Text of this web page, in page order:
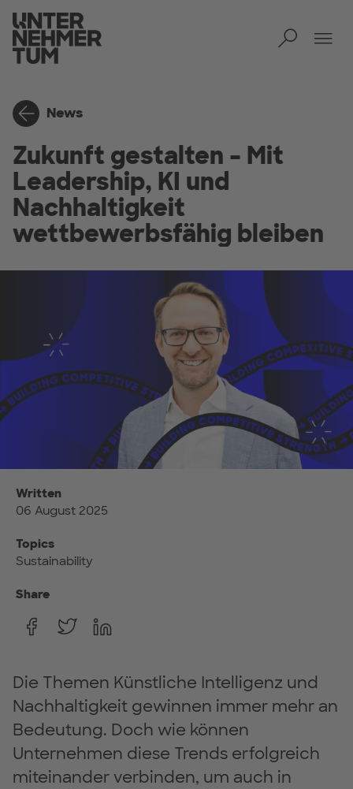
News
Zukunft gestalten – Mit
Leadership, KI und
Nachhaltigkeit
wettbewerbsfähig bleiben
Written
06 August 2025
Topics
Sustainability
Share
Die Themen Künstliche Intelligenz und
Nachhaltigkeit gewinnen immer mehr an
Bedeutung. Doch wie können
Unternehmen diese Trends erfolgreich
miteinander verbinden, um auch in